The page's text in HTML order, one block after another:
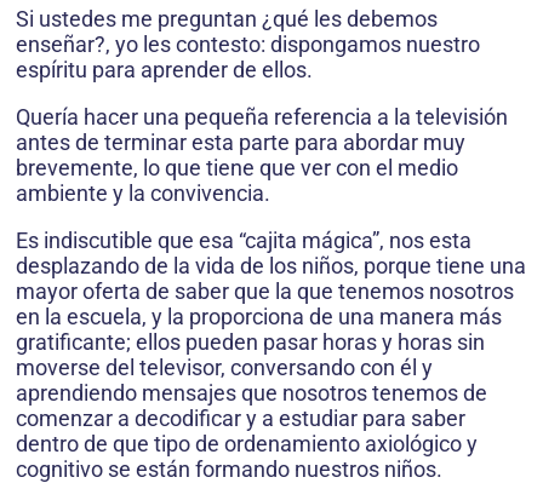
Si ustedes me preguntan ¿qué les debemos
enseñar?, yo les contesto: dispongamos nuestro
espíritu para aprender de ellos.
Quería hacer una pequeña referencia a la televisión
antes de terminar esta parte para abordar muy
brevemente, lo que tiene que ver con el medio
ambiente y la convivencia.
Es indiscutible que esa “cajita mágica”, nos esta
desplazando de la vida de los niños, porque tiene una
mayor oferta de saber que la que tenemos nosotros
en la escuela, y la proporciona de una manera más
gratificante; ellos pueden pasar horas y horas sin
moverse del televisor, conversando con él y
aprendiendo mensajes que nosotros tenemos de
comenzar a decodificar y a estudiar para saber
dentro de que tipo de ordenamiento axiológico y
cognitivo se están formando nuestros niños.